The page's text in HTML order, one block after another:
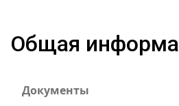
Общая
Документы